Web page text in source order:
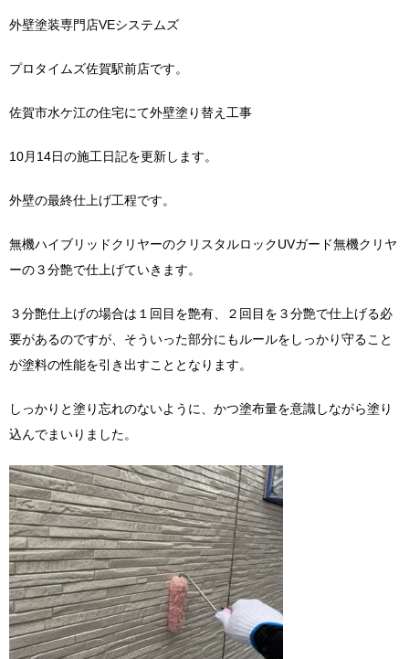
外壁塗装専門店VEシステムズ
プロタイムズ佐賀駅前店です。
佐賀市水ケ江の住宅にて外壁塗り替え工事
10月14日の施工日記を更新します。
外壁の最終仕上げ工程です。
無機ハイブリッドクリヤーのクリスタルロックUVガード無機クリヤ
ーの３分艶で仕上げていきます。
３分艶仕上げの場合は１回目を艶有、２回目を３分艶で仕上げる必
要があるのですが、そういった部分にもルールをしっかり守ること
が塗料の性能を引き出すこととなります。
しっかりと塗り忘れのないように、かつ塗布量を意識しながら塗り
込んでまいりました。